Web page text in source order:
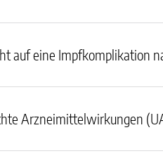
auf eine Impfkomplikation
Arzneimittelwirkungen